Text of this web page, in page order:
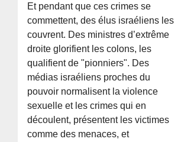
Et pendant que ces crimes se
commettent, des élus israéliens les
couvrent. Des ministres d’extrême
droite glorifient les colons, les
qualifient de "pionniers". Des
médias israéliens proches du
pouvoir normalisent la violence
sexuelle et les crimes qui en
découlent, présentent les victimes
comme des menaces, et